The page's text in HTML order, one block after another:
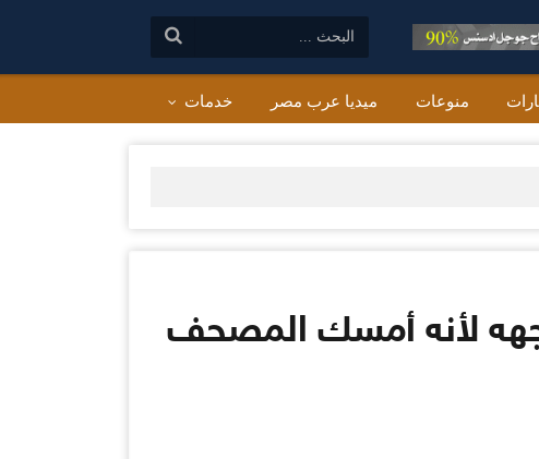
منوعات ميديا عرب مصر خدمات
لأنه أمسك المصحف